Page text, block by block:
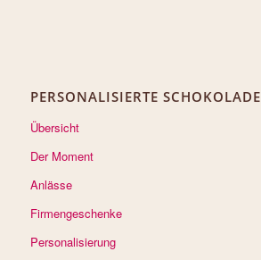
PERSONALISIERTE SCHOKOLADE
Übersicht
Der Moment
Anlässe
Firmengeschenke
Personalisierung